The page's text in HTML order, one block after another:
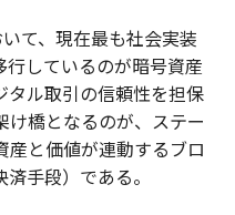
て、現在最も社会実装
しているのが暗号資産
タル取引の信頼性を担保
け橋となるのが、ステー
産と価値が連動するブロ
手段）である。